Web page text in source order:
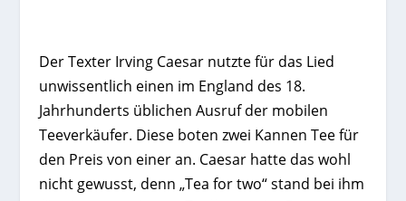
Der Texter Irving Caesar nutzte für das Lied
unwissentlich einen im England des 18.
Jahrhunderts üblichen Ausruf der mobilen
Teeverkäufer. Diese boten zwei Kannen Tee für
den Preis von einer an. Caesar hatte das wohl
nicht gewusst, denn „Tea for two“ stand bei ihm